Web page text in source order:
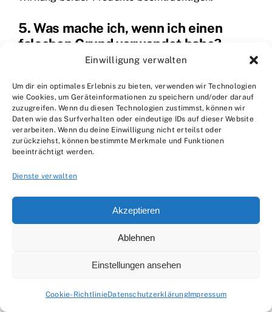
Einwilligung verwalten
Um dir ein optimales Erlebnis zu bieten, verwenden wir Technologien
wie Cookies, um Geräteinformationen zu speichern und/oder darauf
zuzugreifen. Wenn du diesen Technologien zustimmst, können wir
Daten wie das Surfverhalten oder eindeutige IDs auf dieser Website
verarbeiten. Wenn du deine Einwilligung nicht erteilst oder
zurückziehst, können bestimmte Merkmale und Funktionen
beeinträchtigt werden.
Dienste verwalten
Akzeptieren
Ablehnen
Einstellungen ansehen
Cookie-RichtlinieDatenschutzerklärungImpressum
5. Was mache ich, wenn ich einen
falschen Grund verwendet habe?
verwendet habt, solltet ihr die fehlerhafte
Grundierung vollständig entfernen und den
Untergrund erneut vorbereiten. Danach könnt ihr
den richtigen Grund auftragen und mit dem
Untergrund vor dem erneuten Grundieren
About the Author:Leonie Hartmann